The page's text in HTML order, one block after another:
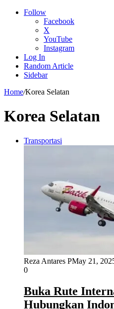
Follow
Facebook
X
YouTube
Instagram
Log In
Random Article
Sidebar
Home/Korea Selatan
Korea Selatan
Transportasi
Reza Antares PMay 21,
0
Buka Rute
Hubungkan